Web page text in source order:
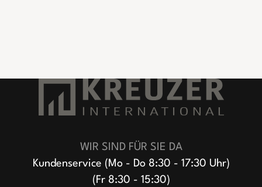
WIR SIND FÜR SIE DA
Kundenservice (Mo - Do 8:30 - 17:30 Uhr)
(Fr 8:30 - 15:30)